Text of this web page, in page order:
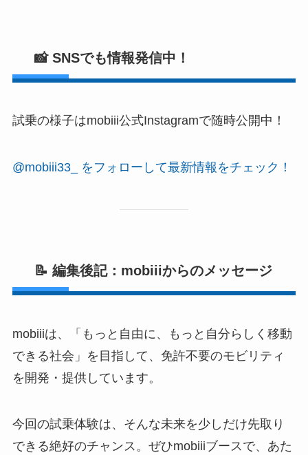
📸 SNSでも情報発信中！
試乗の様子はmobiii公式Instagramで随時公開中！
@mobiii33_ をフォローして最新情報をチェック！
📝 編集後記：mobiiiからのメッセージ
mobiiiは、「もっと自由に、もっと自分らしく移動
できる社会」を目指して、免許不要のモビリティ
を開発・提供しています。
今回の試乗体験は、そんな未来を少しだけ先取り
できる絶好のチャンス。ぜひmobiiiブースで、あた